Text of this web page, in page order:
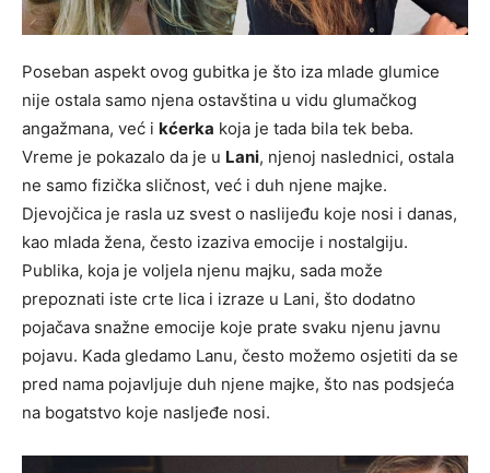
Poseban aspekt ovog gubitka je što iza mlade glumice
nije ostala samo njena ostavština u vidu glumačkog
angažmana, već i kćerka koja je tada bila tek beba.
Vreme je pokazalo da je u Lani, njenoj naslednici, ostala
ne samo fizička sličnost, već i duh njene majke.
Djevojčica je rasla uz svest o naslijeđu koje nosi i danas,
kao mlada žena, često izaziva emocije i nostalgiju.
Publika, koja je voljela njenu majku, sada može
prepoznati iste crte lica i izraze u Lani, što dodatno
pojačava snažne emocije koje prate svaku njenu javnu
pojavu. Kada gledamo Lanu, često možemo osjetiti da se
pred nama pojavljuje duh njene majke, što nas podsjeća
na bogatstvo koje nasljeđe nosi.